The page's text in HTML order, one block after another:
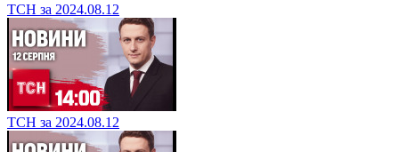
ТСН за 2024.08.12
ТСН за 2024.08.12